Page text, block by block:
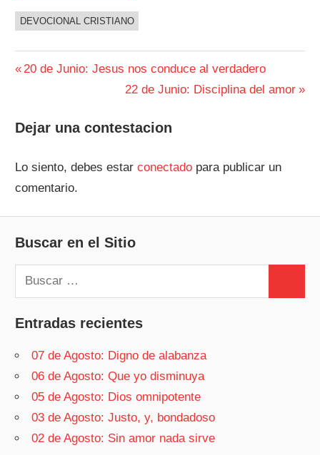
DEVOCIONAL CRISTIANO
Navegación
entradas
Entrada
20 de Junio: Jesus nos conduce al verdadero
Siguiente
22 de Junio: Disciplina del amor
Dejar una contestacion
Lo siento, debes estarconectado para publicar un
comentario.
Buscar en el Sitio
Buscar:
Entradas recientes
07 de Agosto: Digno de alabanza
06 de Agosto: Que yo disminuya
05 de Agosto: Dios omnipotente
03 de Agosto: Justo, y, bondadoso
02 de Agosto: Sin amor nada sirve